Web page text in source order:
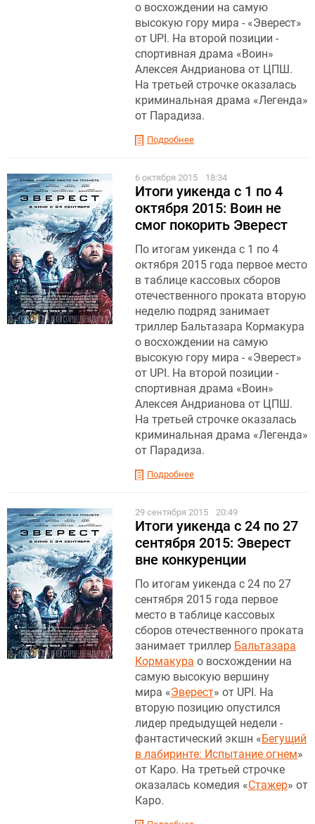
о восхождении на самую
высокую гору мира - «Эверест»
от UPI. На второй позиции -
спортивная драма «Воин»
Алексея Андрианова от ЦПШ.
На третьей строчке оказалась
криминальная драма «Легенда»
от Парадиза.
Подробнее
6 октября 2015 18:34
Итоги уикенда с 1 по 4
октября 2015: Воин не
смог покорить Эверест
По итогам уикенда с 1 по 4
октября 2015 года первое место
в таблице кассовых сборов
отечественного проката вторую
неделю подряд занимает
триллер Бальтазара Кормакура
о восхождении на самую
высокую гору мира - «Эверест»
от UPI. На второй позиции -
спортивная драма «Воин»
Алексея Андрианова от ЦПШ.
На третьей строчке оказалась
криминальная драма «Легенда»
от Парадиза.
Подробнее
29 сентября 2015 20:49
Итоги уикенда с 24 по 27
сентября 2015: Эверест
вне конкуренции
По итогам уикенда с 24 по 27
сентября 2015 года первое
место в таблице кассовых
сборов отечественного проката
занимает триллер Бальтазара
Кормакура о восхождении на
самую высокую вершину
мира «Эверест» от UPI. На
вторую позицию опустился
лидер предыдущей недели -
фантастический экшн «Бегущий
в лабиринте: Испытание огнем»
от Каро. На третьей строчке
оказалась комедия «Стажер» от
Каро.